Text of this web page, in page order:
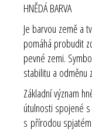
HNĚDÁ BARVA
Je barvou země a
pomáhá probudit
pevné zemi.
stabilitu a odměnu
Základní význam
útulnosti spojené
s přírodou